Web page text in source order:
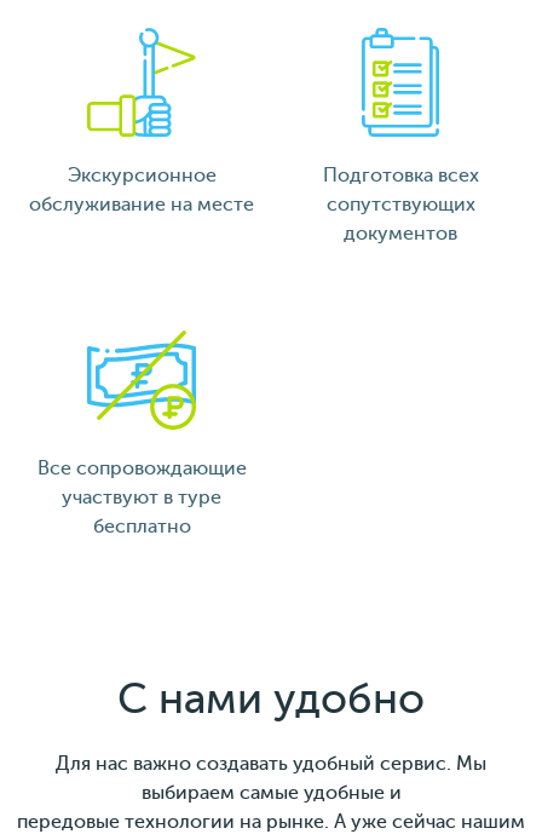
Экскурсионное
обслуживание на месте
Подготовка всех
сопутствующих
документов
Все сопровождающие
участвуют в туре
бесплатно
С нами удобно
Для нас важно создавать удобный сервис. Мы
выбираем самые удобные и
передовые технологии на рынке. А уже сейчас нашим